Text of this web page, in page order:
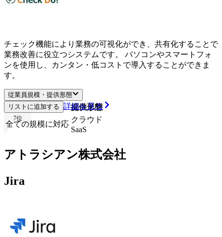
チェック機能により業務の可視化ができ、共有化することで
業務改善に役立つシステムです。 パソコンやスマートフォ
ンを使用し、カンタン・低コストで導入することができま
す。
従業員規模・提供形態
従業員規模
提供形態
全ての規模に対応
クラウド
SaaS
リストに追加する 詳細を見る
7位
アトラシアン株式会社
Jira